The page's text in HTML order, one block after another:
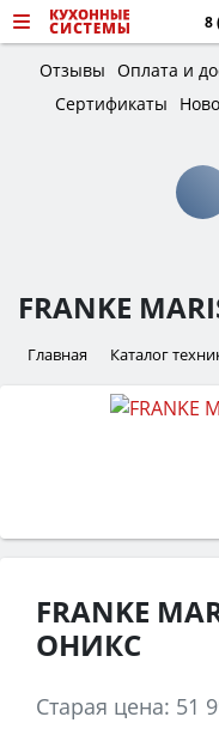
8
Отзывы Оплата и
Сертификаты
FRANKE
Главная Каталог
FRANKE
ОНИКС
Старая цена: 51